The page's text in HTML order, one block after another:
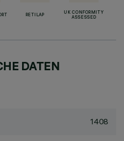
RETILAP
UK CONFORMITY
ASSESSED
DATEN
1408